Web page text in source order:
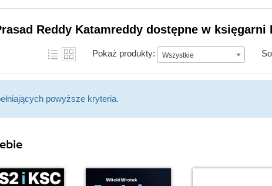
Reddy Katamreddy dostępne w księgarni
Pokaż produkty: Wszystkie
powyższe kryteria.